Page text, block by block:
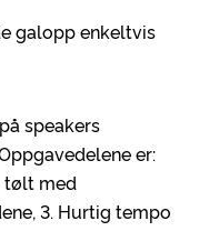
galopp enkeltvis
speakers
er:
tølt med
3. Hurtig tempo